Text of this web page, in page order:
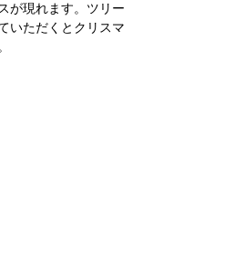
が現れます。ツリー
いただくとクリスマ